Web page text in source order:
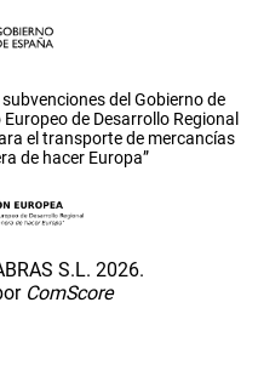
del Gobierno de
de Desarrollo Regional
el transporte de mercancías
de hacer Europa”
S.L. 2026.
ComScore